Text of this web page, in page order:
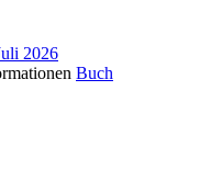
2026
Buch